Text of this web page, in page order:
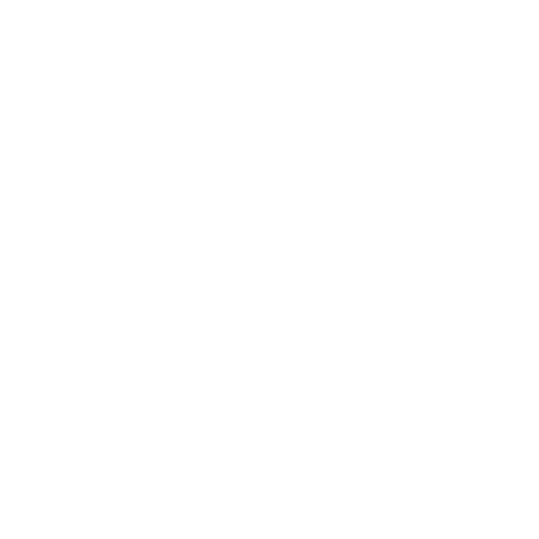
est plus